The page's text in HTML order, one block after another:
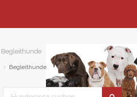
Begleithunde
Begleithunde